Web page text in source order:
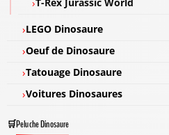
T-Rex Jurassic World
LEGO Dinosaure
Oeuf de Dinosaure
Tatouage Dinosaure
Voitures Dinosaures
Peluche Dinosaure